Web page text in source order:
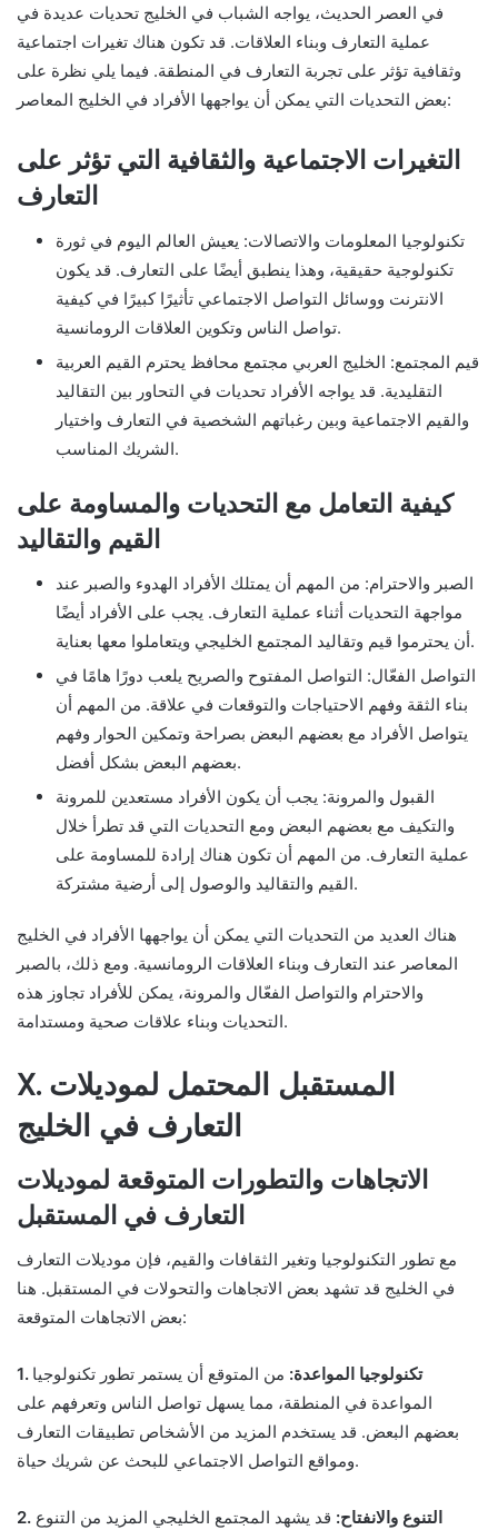
في العصر الحديث، يواجه الشباب في الخليج تحديات عديدة في
عملية التعارف وبناء العلاقات. قد تكون هناك تغيرات اجتماعية
وثقافية تؤثر على تجربة التعارف في المنطقة. فيما يلي نظرة على
بعض التحديات التي يمكن أن يواجهها الأفراد في الخليج المعاصر:
التغيرات الاجتماعية والثقافية التي تؤثر على
التعارف
تكنولوجيا المعلومات والاتصالات: يعيش العالم اليوم في ثورة
تكنولوجية حقيقية، وهذا ينطبق أيضًا على التعارف. قد يكون
الانترنت ووسائل التواصل الاجتماعي تأثيرًا كبيرًا في كيفية
تواصل الناس وتكوين العلاقات الرومانسية.
قيم المجتمع: الخليج العربي مجتمع محافظ يحترم القيم العربية
التقليدية. قد يواجه الأفراد تحديات في التحاور بين التقاليد
والقيم الاجتماعية وبين رغباتهم الشخصية في التعارف واختيار
الشريك المناسب.
كيفية التعامل مع التحديات والمساومة على
القيم والتقاليد
الصبر والاحترام: من المهم أن يمتلك الأفراد الهدوء والصبر عند
مواجهة التحديات أثناء عملية التعارف. يجب على الأفراد أيضًا
أن يحترموا قيم وتقاليد المجتمع الخليجي ويتعاملوا معها بعناية.
التواصل الفعّال: التواصل المفتوح والصريح يلعب دورًا هامًا في
بناء الثقة وفهم الاحتياجات والتوقعات في علاقة. من المهم أن
يتواصل الأفراد مع بعضهم البعض بصراحة وتمكين الحوار وفهم
بعضهم البعض بشكل أفضل.
القبول والمرونة: يجب أن يكون الأفراد مستعدين للمرونة
والتكيف مع بعضهم البعض ومع التحديات التي قد تطرأ خلال
عملية التعارف. من المهم أن تكون هناك إرادة للمساومة على
القيم والتقاليد والوصول إلى أرضية مشتركة.
هناك العديد من التحديات التي يمكن أن يواجهها الأفراد في الخليج
المعاصر عند التعارف وبناء العلاقات الرومانسية. ومع ذلك، بالصبر
والاحترام والتواصل الفعّال والمرونة، يمكن للأفراد تجاوز هذه
التحديات وبناء علاقات صحية ومستدامة.
X. المستقبل المحتمل لموديلات
التعارف في الخليج
الاتجاهات والتطورات المتوقعة لموديلات
التعارف في المستقبل
مع تطور التكنولوجيا وتغير الثقافات والقيم، فإن موديلات التعارف
في الخليج قد تشهد بعض الاتجاهات والتحولات في المستقبل. هنا
بعض الاتجاهات المتوقعة:
1. تكنولوجيا المواعدة: من المتوقع أن يستمر تطور تكنولوجيا
المواعدة في المنطقة، مما يسهل تواصل الناس وتعرفهم على
بعضهم البعض. قد يستخدم المزيد من الأشخاص تطبيقات التعارف
ومواقع التواصل الاجتماعي للبحث عن شريك حياة.
2. التنوع والانفتاح: قد يشهد المجتمع الخليجي المزيد من التنوع